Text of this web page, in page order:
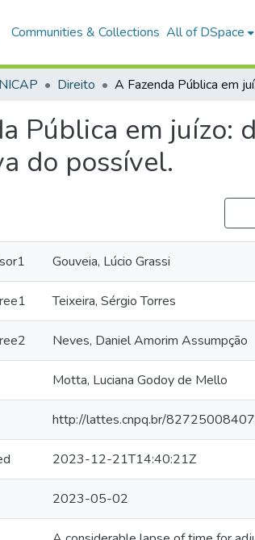
Communities & Collections All of DSpace
Direito
Pública em juízo:
do possível.
Gouveia, Lúcio Grassi
Teixeira, Sérgio Torres
Neves, Daniel Amorim Assumpção
Motta, Luciana Godoy de Mello
http://lattes.cnpq.br/
2023-12-21T14:40:21Z
2023-05-02